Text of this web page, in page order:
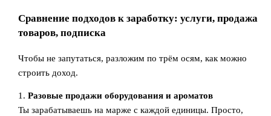
Сравнение подходов к заработку: услуги, продажа
товаров, подписка
Чтобы не запутаться, разложим по трём осям, как можно
строить доход.
1.Разовые продажи оборудования и ароматов
Ты зарабатываешь на марже с каждой единицы. Просто,